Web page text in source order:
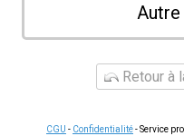
Retour à
CGU - Confidentialité- Service